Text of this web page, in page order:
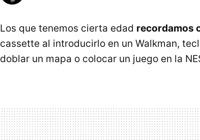
Los que tenemos cierta edad recordamos
cassette al introducirlo en un Walkman,
doblar un mapa o colocar un juego en la